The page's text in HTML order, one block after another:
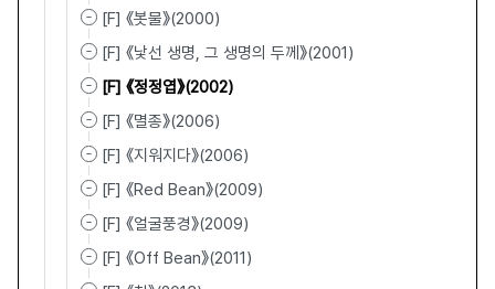
[F] 《봇물》(2000)
[F] 《낯선 생명, 그 생명의 두께》(2001)
[F] 《정정엽》(2002)
[F] 《멸종》(2006)
[F] 《지워지다》(2006)
[F] 《Red Bean》(2009)
[F] 《얼굴풍경》(2009)
[F] 《Off Bean》(2011)